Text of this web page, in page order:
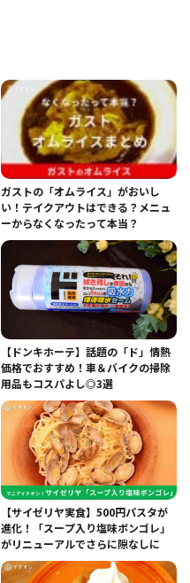
ガストの「オムライス」がおいし
い！テイクアウトはできる？メニュ
ーからなくなったって本当？
【ドンキホーテ】話題の「ド」情熱
価格でおすすめ！車＆バイクの掃除
用品もコスパよし◎3選
【サイゼリヤ実食】500円パスタが
進化！「スープ入り塩味ボンゴレ」
がリニューアルでさらに隙なしに